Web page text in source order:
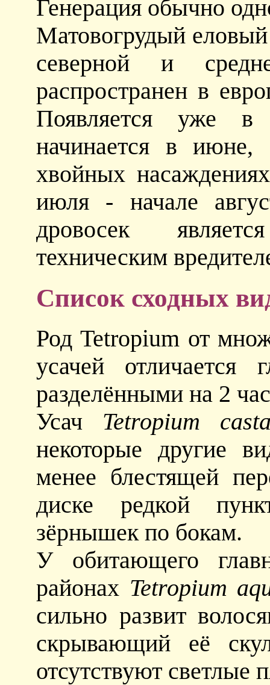
Генерация обычно
Матовогрудый еловый
северной и
распространен в
Появляется уже
начинается в
хвойных
июля - начале
дровосек
техническим
Список сходных
Род Tetropium от
усачей отличается
разделёнными на 2
Усач Tetropium
некоторые другие
менее блестящей
диске редкой
зёрнышек по бокам.
У обитающего
районах Tetropium
сильно развит
скрывающий её
отсутствуют светлые